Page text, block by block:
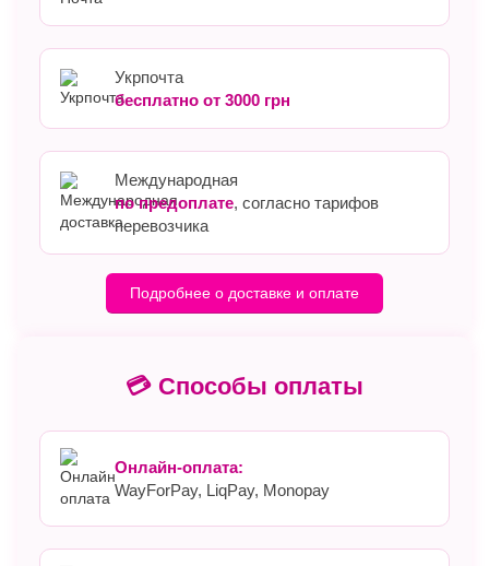
Укрпочта
бесплатно от 3000 грн
Международная
по предоплате, согласно тарифов
перевозчика
Подробнее о доставке и оплате
💳 Способы оплаты
Онлайн-оплата:
WayForPay, LiqPay, Monopay